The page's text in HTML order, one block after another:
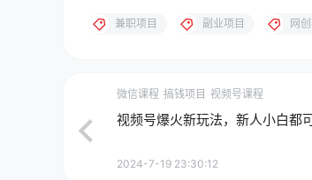
兼职项目 副业项目 网
微信课程 搞钱项目 视频号课程
视频号爆火新玩法，新人小白都
2024-7-19 23:30:12